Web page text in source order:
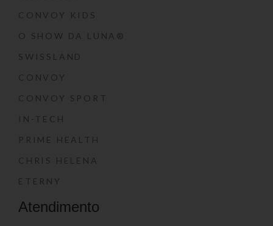
CONVOY KIDS
O SHOW DA LUNA®
SWISSLAND
CONVOY
CONVOY SPORT
IN-TECH
PRIME HEALTH
CHRIS HELENA
ETERNY
Atendimento